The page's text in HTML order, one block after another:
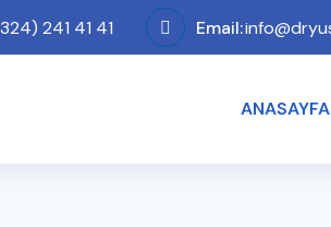
241 41 41 Email:
ANASAYFA